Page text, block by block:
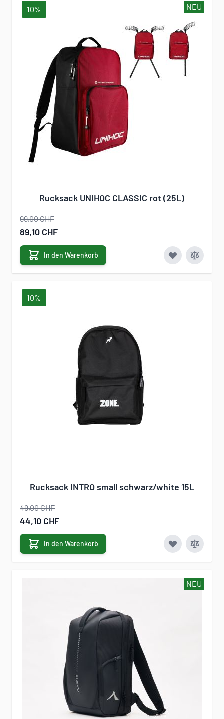
NEU
10%
Rucksack UNIHOC CLASSIC rot (25L)
99,00 CHF
Sonderangebot
89,10 CHF
In den Warenkorb
10%
Rucksack INTRO small schwarz/white 15L
49,00 CHF
Sonderangebot
44,10 CHF
In den Warenkorb
NEU